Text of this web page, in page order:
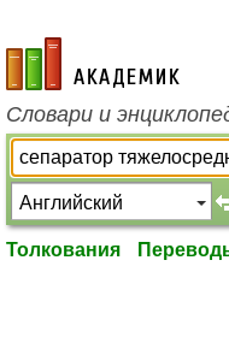
academic.ru
Словари и
Толкования